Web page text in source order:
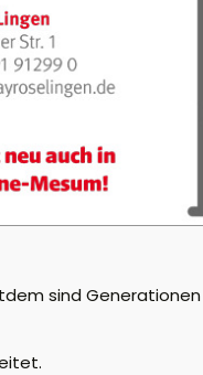
sind